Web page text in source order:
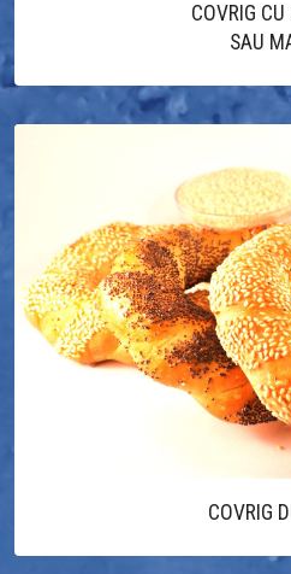
COVRIG CU
SAU
COVRIG